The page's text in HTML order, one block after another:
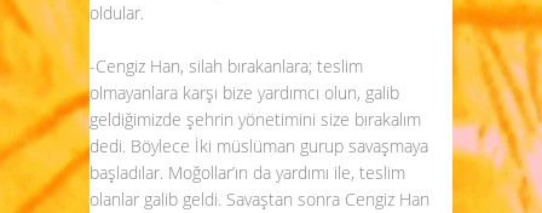
oldular.
-Cengiz Han, silah bırakanlara; teslim
olmayanlara karşı bize yardımcı olun, galib
geldiğimizde şehrin yönetimini size bırakalım
dedi. Böylece İki müslüman gurup savaşmaya
başladılar. Moğollar’ın da yardımı ile, teslim
olanlar galib geldi. Savaştan sonra Cengiz Han